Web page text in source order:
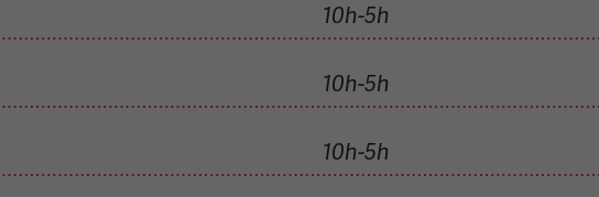
10h-5h
10h-5h
10h-5h